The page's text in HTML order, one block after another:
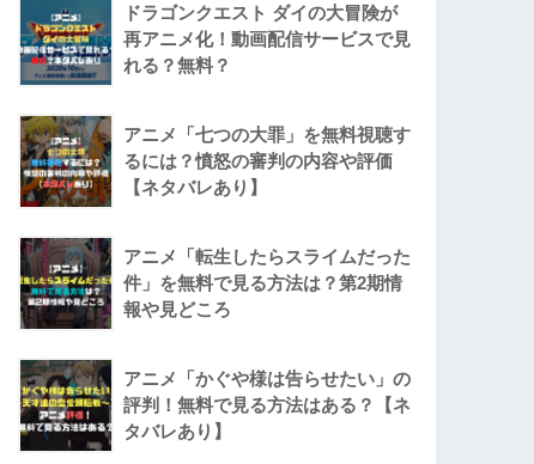
ドラゴンクエスト ダイの大冒険が
再アニメ化！動画配信サービスで見
れる？無料？
アニメ「七つの大罪」を無料視聴す
るには？憤怒の審判の内容や評価
【ネタバレあり】
アニメ「転生したらスライムだった
件」を無料で見る方法は？第2期情
報や見どころ
アニメ「かぐや様は告らせたい」の
評判！無料で見る方法はある？【ネ
タバレあり】